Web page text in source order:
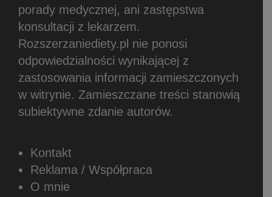
porady medycznej, ani zastępstwa
konsultacji z lekarzem.
Rozszerzaniediety.pl nie ponosi
odpowiedzialności wynikającej z
zastosowania informacji zamieszczonych
w witrynie. Zamieszczane treści stanowią
subiektywne zdanie autorów.
Kontakt
Reklama / Współpraca
O mnie